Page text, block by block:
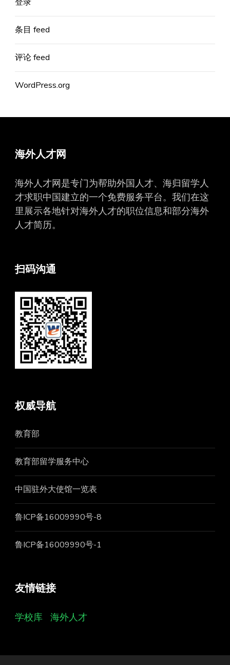
条目 feed
评论 feed
WordPress.org
海外人才网
海外人才网是专门为帮助外国人才、海归留学人
才求职中国建立的一个免费服务平台。我们在这
里展示各地针对海外人才的职位信息和部分海外
人才简历。
扫码沟通
权威导航
教育部
教育部留学服务中心
中国驻外大使馆一览表
鲁ICP备16009990号-8
鲁ICP备16009990号-1
友情链接
学校库 海外人才